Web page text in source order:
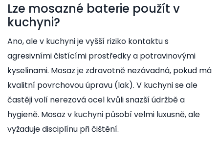
Lze mosazné baterie použít v
kuchyni?
Ano, ale v kuchyni je vyšší riziko kontaktu s
agresivními čistícími prostředky a potravinovými
kyselinami. Mosaz je zdravotně nezávadná, pokud má
kvalitní povrchovou úpravu (lak). V kuchyni se ale
častěji volí nerezová ocel kvůli snazší údržbě a
hygieně. Mosaz v kuchyni působí velmi luxusně, ale
vyžaduje disciplínu při čištění.